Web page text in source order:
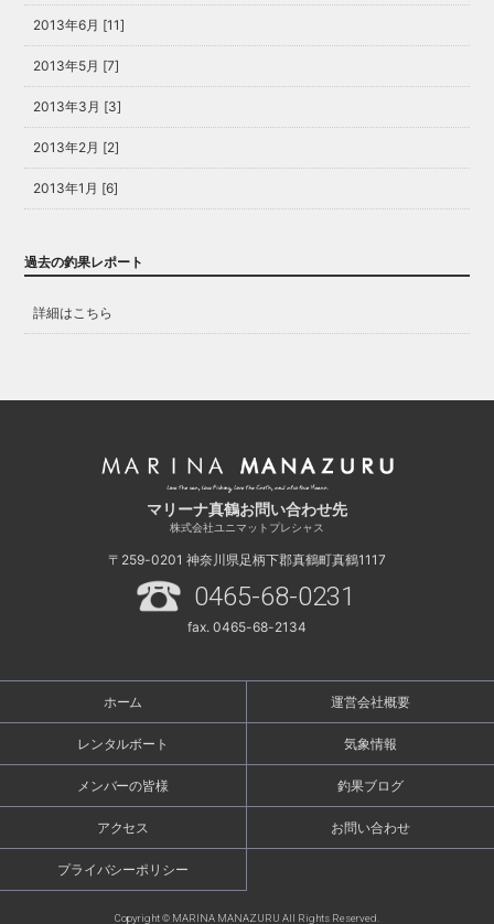
2013年6月 [11]
2013年5月 [7]
2013年3月 [3]
2013年2月 [2]
2013年1月 [6]
過去の釣果レポート
詳細はこちら
マリーナ真鶴お問い合わせ先
株式会社ユニマットプレシャス
〒259-0201 神奈川県足柄下郡真鶴町真鶴1117
0465-68-0231
fax. 0465-68-2134
ホーム 運営会社概要
レンタルボート 気象情報
メンバーの皆様 釣果ブログ
アクセス お問い合わせ
プライバシーポリシー
Copyright © MARINA MANAZURU All Rights Reserved.